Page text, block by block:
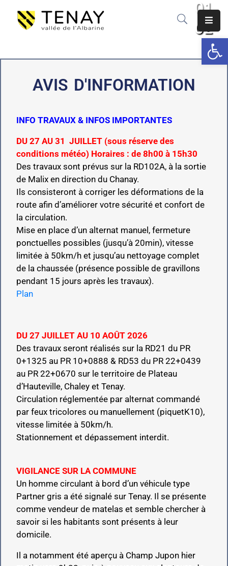
Commune
Tourisme
Services
publics
Commerces
artisans
Contact
DU
FESTIVAL
Rendez-vous à la rentrée de septembre
2026 pour la prochaine édition du
AVIS D'INFORMATION
INFO TRAVAUX & INFOS IMPORTANTES
DU 27 AU 31 JUILLET (sous réserve des
conditions météo) Horaires : de 8h00 à 15h30
Des travaux sont prévus sur la RD102A, à la sortie
de Malix en direction du Chanay.
Ils consisteront à corriger les déformations de la
route afin d’améliorer votre sécurité et confort de
la circulation.
Mise en place d’un alternat manuel, fermeture
ponctuelles possibles (jusqu’à 20min), vitesse
limitée à 50km/h et jusqu’au nettoyage complet
de la chaussée (présence possible de gravillons
pendant 15 jours après les travaux).
Plan
DU 27 JUILLET AU 10 AOÛT 2026
Des travaux seront réalisés sur la RD21 du PR
0+1325 au PR 10+0888 & RD53 du PR 22+0439
au PR 22+0670 sur le territoire de Plateau
d’Hauteville, Chaley et Tenay.
Circulation réglementée par alternat commandé
par feux tricolores ou manuellement (piquetK10),
vitesse limitée à 50km/h.
Stationnement et dépassement interdit.
VIGILANCE SUR LA COMMUNE
Un homme circulant à bord d’un véhicule type
Partner gris a été signalé sur Tenay. Il se présente
comme vendeur de matelas et semble chercher à
savoir si les habitants sont présents à leur
domicile.
Il a notamment été aperçu à Champ Jupon hier